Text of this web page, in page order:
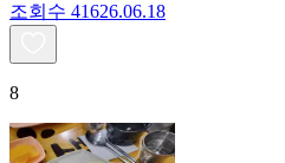
조회수 41626.06.18
8